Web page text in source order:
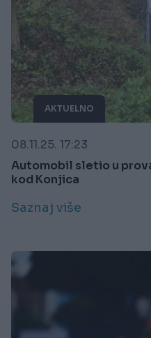
AKTUELNO
08.11.25. 17:23
Automobil sletio u
kod Konjica
Saznaj više